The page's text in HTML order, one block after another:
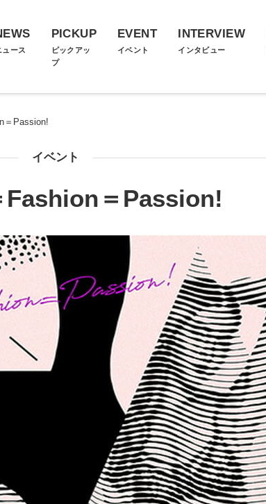
ュース
PICKUP
ピックアッ
プ
EVENT
イベント
INTERVIEW
インタビュー
＝Passion!
イベント
＝Passion!